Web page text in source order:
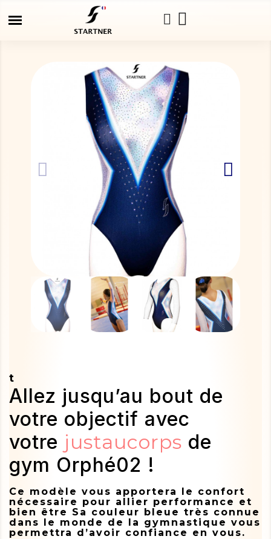
t
Allez jusqu’au bout de
votre objectif avec
votre justaucorps de
gym Orphé02 !
Ce modèle vous apportera le confort
nécessaire pour allier performance et
bien être Sa couleur bleue très connue
dans le monde de la gymnastique vous
permettra d’avoir confiance en vous.